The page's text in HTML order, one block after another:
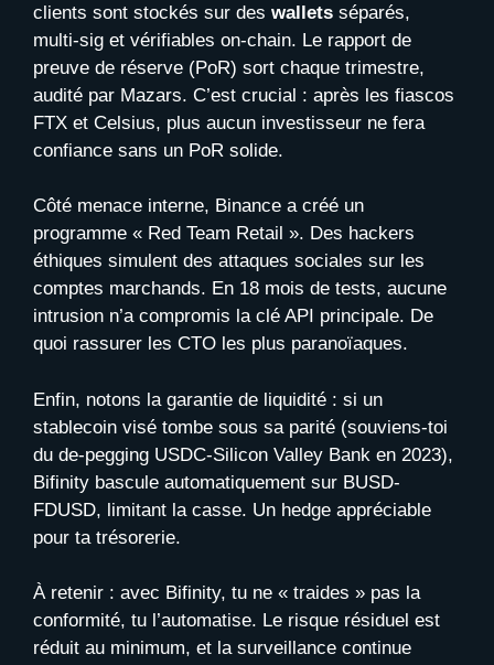
clients sont stockés sur des wallets séparés,
multi-sig et vérifiables on-chain. Le rapport de
preuve de réserve (PoR) sort chaque trimestre,
audité par Mazars. C’est crucial : après les fiascos
FTX et Celsius, plus aucun investisseur ne fera
confiance sans un PoR solide.
Côté menace interne, Binance a créé un
programme « Red Team Retail ». Des hackers
éthiques simulent des attaques sociales sur les
comptes marchands. En 18 mois de tests, aucune
intrusion n’a compromis la clé API principale. De
quoi rassurer les CTO les plus paranoïaques.
Enfin, notons la garantie de liquidité : si un
stablecoin visé tombe sous sa parité (souviens-toi
du de-pegging USDC-Silicon Valley Bank en 2023),
Bifinity bascule automatiquement sur BUSD-
FDUSD, limitant la casse. Un hedge appréciable
pour ta trésorerie.
À retenir : avec Bifinity, tu ne « traides » pas la
conformité, tu l’automatise. Le risque résiduel est
réduit au minimum, et la surveillance continue